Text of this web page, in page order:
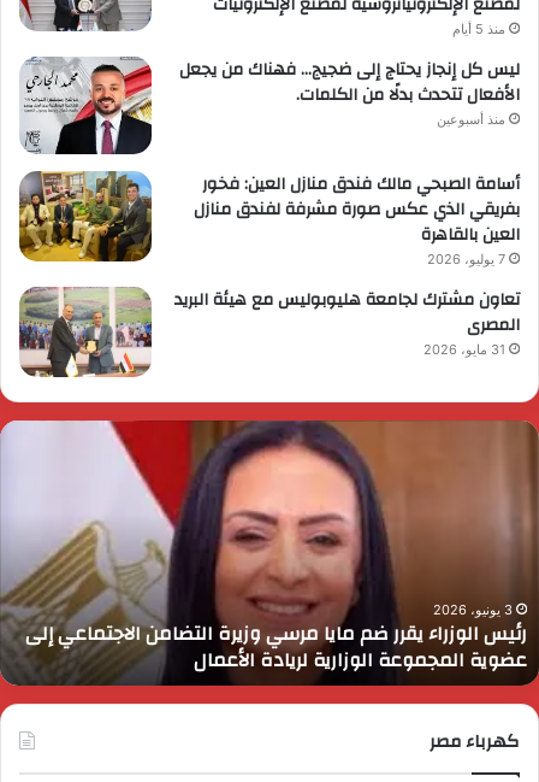
منذ 5 أيام
ليس كل إنجاز يحتاج إلى ضجيج… فهناك من يجعل
الأفعال تتحدث بدلًا من الكلمات.
منذ أسبوعين
أسامة الصبحي مالك فندق منازل العين: فخور
بفريقي الذي عكس صورة مشرفة لفندق منازل
العين بالقاهرة
7 يوليو، 2026
تعاون مشترك لجامعة هليوبوليس مع هيئة البريد
المصرى
31 مايو، 2026
رئيس
التضامن
الاجتماعي
إلى
عضوية
المجموعة
الوزارية
3 يونيو، 2026
رئيس الوزراء يقرر ضم مايا مرسي وزيرة التضامن الاجتماعي إلى
عضوية المجموعة الوزارية لريادة الأعمال
كهرباء مصر